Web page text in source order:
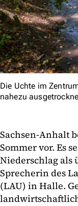
Die Uchte im
nahezu
Sachsen-Anhalt
Sommer vor. Es
Niederschlag als
Sprecherin des
(LAU) in Halle.